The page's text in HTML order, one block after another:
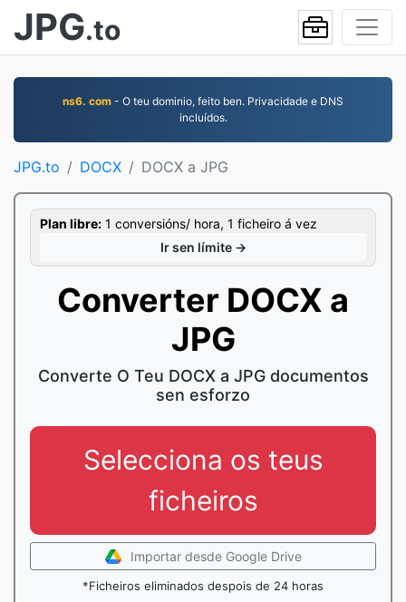
JPG.to
ns6. com - O teu dominio, feito ben. Privacidade e DNS
incluídos.
JPG.to DOCX DOCX a JPG
Plan libre: 1 conversións/ hora, 1 ficheiro á vez
Ir sen límite →
Converter DOCX a
JPG
Converte O Teu DOCX a JPG documentos
sen esforzo
Selecciona os teus
ficheiros
Importar desde Google Drive
*Ficheiros eliminados despois de 24 horas